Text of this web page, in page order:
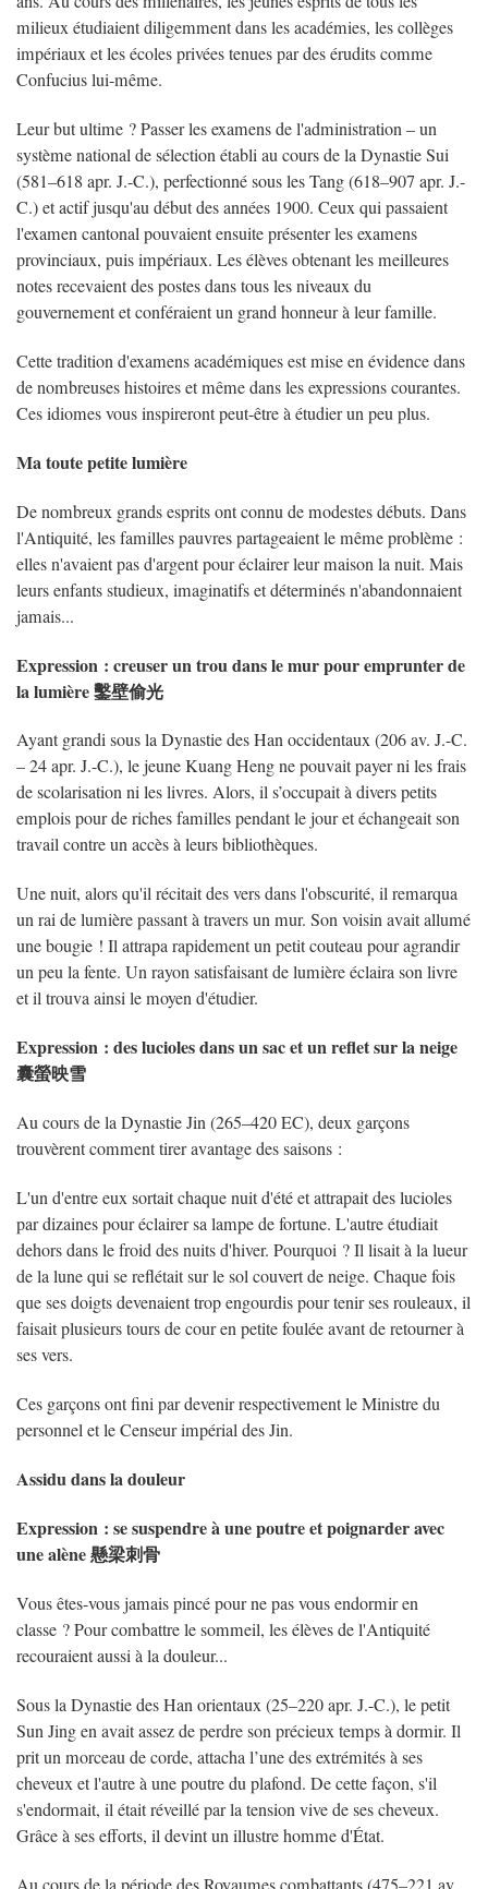
milieux étudiaient diligemment dans les académies, les collèges
impériaux et les écoles privées tenues par des érudits comme
Confucius lui-même.
Leur but ultime ? Passer les examens de l'administration – un
système national de sélection établi au cours de la Dynastie Sui
(581–618 apr. J.-C.), perfectionné sous les Tang (618–907 apr. J.-
C.) et actif jusqu'au début des années 1900. Ceux qui passaient
l'examen cantonal pouvaient ensuite présenter les examens
provinciaux, puis impériaux. Les élèves obtenant les meilleures
notes recevaient des postes dans tous les niveaux du
gouvernement et conféraient un grand honneur à leur famille.
Cette tradition d'examens académiques est mise en évidence dans
de nombreuses histoires et même dans les expressions courantes.
Ces idiomes vous inspireront peut-être à étudier un peu plus.
Ma toute petite lumière
De nombreux grands esprits ont connu de modestes débuts. Dans
l'Antiquité, les familles pauvres partageaient le même problème :
elles n'avaient pas d'argent pour éclairer leur maison la nuit. Mais
leurs enfants studieux, imaginatifs et déterminés n'abandonnaient
jamais...
Expression : creuser un trou dans le mur pour emprunter de
la lumière 鑿壁偷光
Ayant grandi sous la Dynastie des Han occidentaux (206 av. J.-C.
– 24 apr. J.-C.), le jeune Kuang Heng ne pouvait payer ni les frais
de scolarisation ni les livres. Alors, il s’occupait à divers petits
emplois pour de riches familles pendant le jour et échangeait son
travail contre un accès à leurs bibliothèques.
Une nuit, alors qu'il récitait des vers dans l'obscurité, il remarqua
un rai de lumière passant à travers un mur. Son voisin avait allumé
une bougie ! Il attrapa rapidement un petit couteau pour agrandir
un peu la fente. Un rayon satisfaisant de lumière éclaira son livre
et il trouva ainsi le moyen d'étudier.
Expression : des lucioles dans un sac et un reflet sur la neige
囊螢映雪
Au cours de la Dynastie Jin (265–420 EC), deux garçons
trouvèrent comment tirer avantage des saisons :
L'un d'entre eux sortait chaque nuit d'été et attrapait des lucioles
par dizaines pour éclairer sa lampe de fortune. L'autre étudiait
dehors dans le froid des nuits d'hiver. Pourquoi ? Il lisait à la lueur
de la lune qui se reflétait sur le sol couvert de neige. Chaque fois
que ses doigts devenaient trop engourdis pour tenir ses rouleaux, il
faisait plusieurs tours de cour en petite foulée avant de retourner à
ses vers.
Ces garçons ont fini par devenir respectivement le Ministre du
personnel et le Censeur impérial des Jin.
Assidu dans la douleur
Expression : se suspendre à une poutre et poignarder avec
une alène 懸梁刺骨
Vous êtes-vous jamais pincé pour ne pas vous endormir en
classe ? Pour combattre le sommeil, les élèves de l'Antiquité
recouraient aussi à la douleur...
Sous la Dynastie des Han orientaux (25–220 apr. J.-C.), le petit
Sun Jing en avait assez de perdre son précieux temps à dormir. Il
prit un morceau de corde, attacha l’une des extrémités à ses
cheveux et l'autre à une poutre du plafond. De cette façon, s'il
s'endormait, il était réveillé par la tension vive de ses cheveux.
Grâce à ses efforts, il devint un illustre homme d'État.
Au cours de la période des Royaumes combattants (475–221 av.